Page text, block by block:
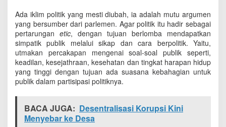
Ada iklim politik yang mesti diubah, ia adalah mutu argumen
yang bersumber dari parlemen. Agar politik itu hadir sebagai
pertarungan etic, dengan tujuan berlomba mendapatkan
simpatik publik melalui sikap dan cara berpolitik. Yaitu,
utmakan percakapan mengenai soal-soal publik seperti,
keadilan, kesejathraan, kesehatan dan tingkat harapan hidup
yang tinggi dengan tujuan ada suasana kebahagian untuk
publik dalam partisipasi politiknya.
BACA JUGA: Desentralisasi Korupsi Kini
Menyebar ke Desa